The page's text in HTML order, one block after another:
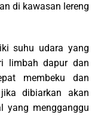
di kawasan lereng
suhu udara yang
limbah dapur dan
membeku dan
dibiarkan akan
yang mengganggu